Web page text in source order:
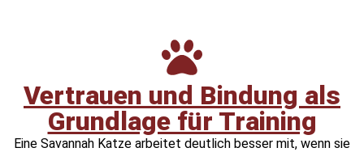
Vertrauen und Bindung als
Grundlage für Training
Eine Savannah Katze arbeitet deutlich besser mit, wenn sie